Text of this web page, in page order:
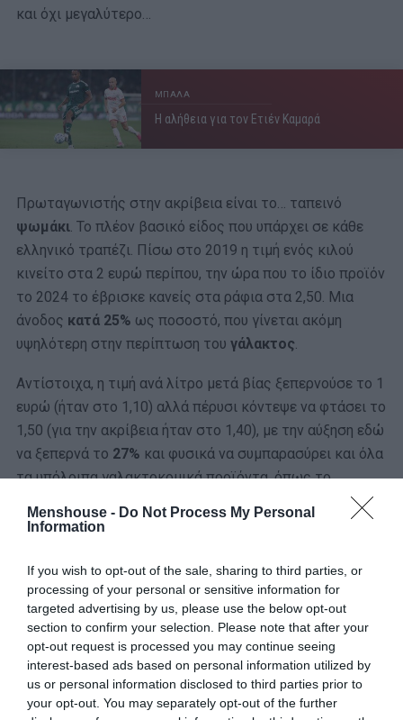
Menshouse - Do Not Process My Personal
Information
If you wish to opt-out of the sale, sharing to third parties, or
processing of your personal or sensitive information for
targeted advertising by us, please use the below opt-out
section to confirm your selection. Please note that after your
opt-out request is processed you may continue seeing
interest-based ads based on personal information utilized by
us or personal information disclosed to third parties prior to
your opt-out. You may separately opt-out of the further
και όχι μεγαλύτερο…
ΜΠΑΛΑ
Η αλήθεια για τον Ετιέν Καμαρά
Πρωταγωνιστής στην ακρίβεια είναι το… ταπεινό
ψωμάκι. Το πλέον βασικό είδος που υπάρχει σε κάθε
ελληνικό τραπέζι. Πίσω στο 2019 η τιμή ενός κιλού
κινείτο στα 2 ευρώ περίπου, την ώρα που το ίδιο προϊόν
το 2024 το έβρισκε κανείς στα ράφια στα 2,50. Μια
άνοδος κατά 25% ως ποσοστό, που γίνεται ακόμη
υψηλότερη στην περίπτωση του γάλακτος.
Αντίστοιχα, η τιμή ανά λίτρο μετά βίας ξεπερνούσε το 1
ευρώ (ήταν στο 1,10) αλλά πέρυσι κόντεψε να φτάσει το
1,50 (για την ακρίβεια ήταν στο 1,40), με την αύξηση εδώ
να ξεπερνά το 27% και φυσικά να συμπαρασύρει και όλα
τα υπόλοιπα γαλακτοκομικά προϊόντα, όπως το
Ακόμη κι αν η συζήτηση περιοριστεί στο παραδοσιακά
λόγω τεράστιας παραγωγής,κοτόπουλο, η τιμή από
3,50 ευρώ ανά κιλό, εκτοξεύθηκε στα 4,50 ευρώ, δηλαδή
28%… Κάτι ανάλογο συμβαίνει και με το σαφώςπιο
ακριβό μοσχαρίσιο
κρέας, το οποίο το 2024 ξεπέρασε
κατά μέσο όρο τα 10 ευρώ το κιλό, από 8 που ήταν το
2019…